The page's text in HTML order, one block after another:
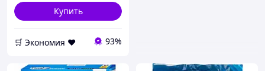
Купить
🛒 Экономия ❤️ 93%